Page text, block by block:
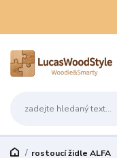
rostoucí židle ALFA